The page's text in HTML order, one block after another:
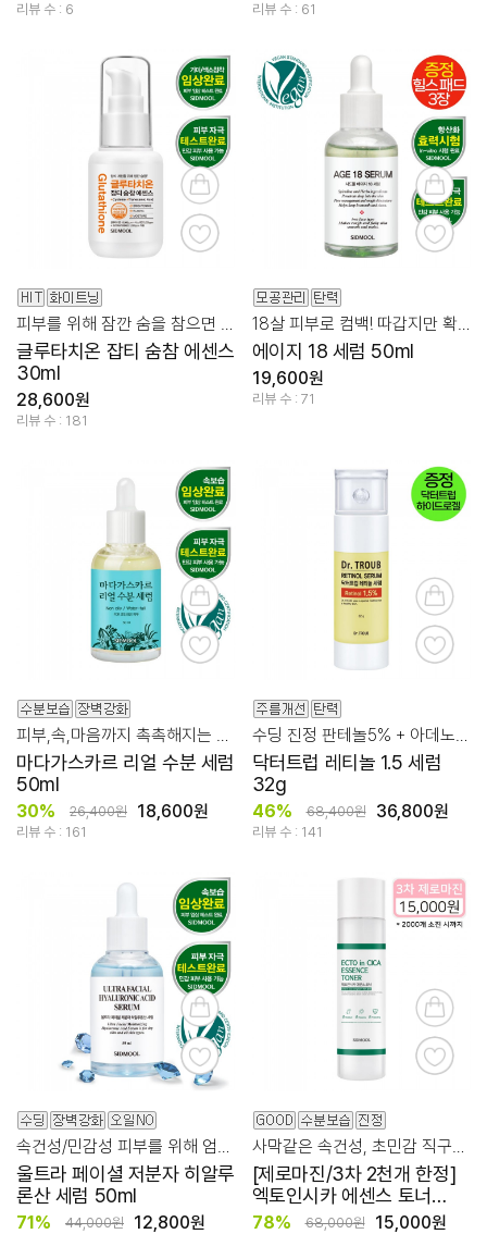
리뷰 수 : 6 리뷰 수 : 61
글루타치온 잡티 숨참 에센스
30ml
28,600원
리뷰 수 : 181
에이지 18 세럼 50ml
19,600원
리뷰 수 : 71
마다가스카르 리얼 수분 세럼
50ml
30% 26,400원 18,600원
리뷰 수 : 161
닥터트럽 레티놀 1.5 세럼
32g
46% 68,400원 36,800원
리뷰 수 : 141
울트라 페이셜 저분자 히알루
론산 세럼 50ml
71% 44,000원 12,800원
[제로마진/3차 2천개 한정]
엑토인시카 에센스 토너
210ml
78% 68,000원 15,000원